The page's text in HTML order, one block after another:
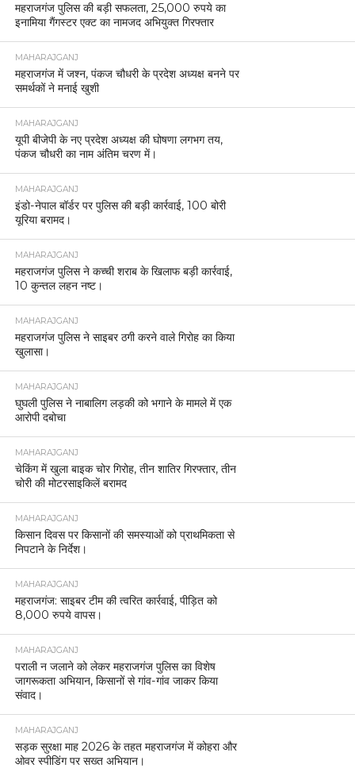
महराजगंज पुलिस की बड़ी सफलता, 25,000 रुपये का
इनामिया गैंगस्टर एक्ट का नामजद अभियुक्त गिरफ्तार
MAHARAJGANJ
महराजगंज में जश्न, पंकज चौधरी के प्रदेश अध्यक्ष बनने पर
समर्थकों ने मनाई खुशी
MAHARAJGANJ
यूपी बीजेपी के नए प्रदेश अध्यक्ष की घोषणा लगभग तय,
पंकज चौधरी का नाम अंतिम चरण में।
MAHARAJGANJ
इंडो-नेपाल बॉर्डर पर पुलिस की बड़ी कार्रवाई, 100 बोरी
यूरिया बरामद।
MAHARAJGANJ
महराजगंज पुलिस ने कच्ची शराब के खिलाफ बड़ी कार्रवाई,
10 कुन्तल लहन नष्ट।
MAHARAJGANJ
महराजगंज पुलिस ने साइबर ठगी करने वाले गिरोह का किया
खुलासा।
MAHARAJGANJ
घुघली पुलिस ने नाबालिग लड़की को भगाने के मामले में एक
आरोपी दबोचा
MAHARAJGANJ
चेकिंग में खुला बाइक चोर गिरोह, तीन शातिर गिरफ्तार, तीन
चोरी की मोटरसाइकिलें बरामद
MAHARAJGANJ
किसान दिवस पर किसानों की समस्याओं को प्राथमिकता से
निपटाने के निर्देश।
MAHARAJGANJ
महराजगंज: साइबर टीम की त्वरित कार्रवाई, पीड़ित को
8,000 रुपये वापस।
MAHARAJGANJ
पराली न जलाने को लेकर महराजगंज पुलिस का विशेष
जागरूकता अभियान, किसानों से गांव-गांव जाकर किया
संवाद।
MAHARAJGANJ
सड़क सुरक्षा माह 2026 के तहत महराजगंज में कोहरा और
ओवर स्पीडिंग पर सख्त अभियान।